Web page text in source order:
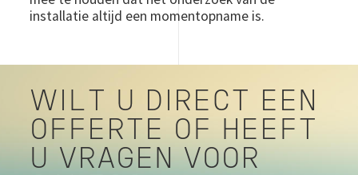
installatie altijd een momentopname is.
WILT U DIRECT EEN
OFFERTE OF HEEFT
U VRAGEN VOOR